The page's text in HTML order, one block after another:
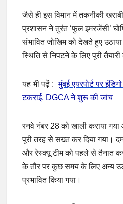
जैसे ही इस विमान में तकनीकी
प्रशासन ने तुरंत ‘फुल इमरजेंसी’
संभावित जोखिम को देखते हुए उठाया
स्थिति से निपटने के लिए पूरी
यह भी पढ़ें : मुंबई एयरपोर्ट पर
टकराई, DGCA ने शुरू की जांच
रनवे नंबर 28 को खाली कराया गया
पूरी तरह से सख्त कर दिया गया।
और रेस्क्यू टीम को पहले से तैनात कर
के तौर पर कुछ समय के लिए अन्य
प्रभावित किया गया।